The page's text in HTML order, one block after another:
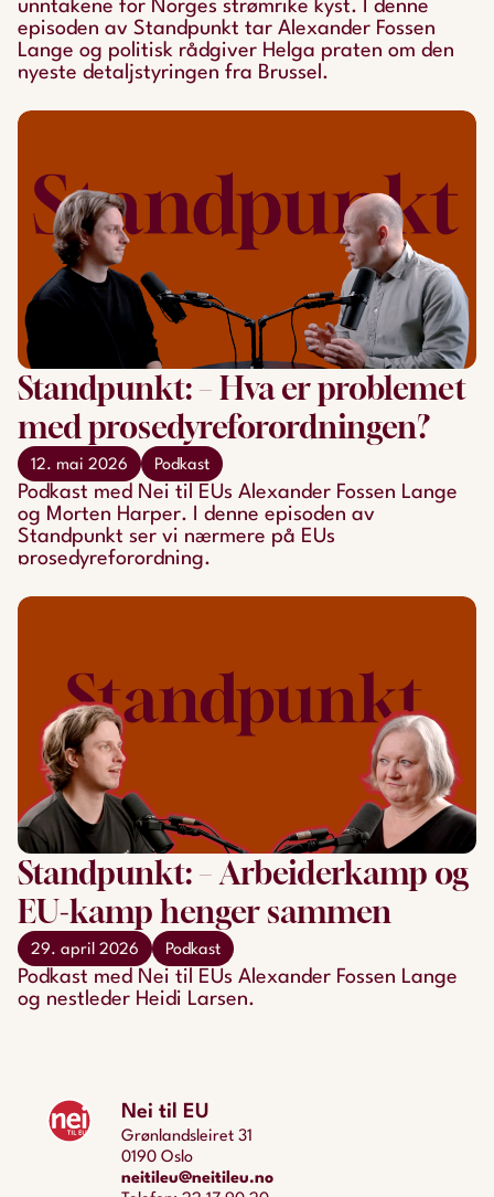
unntakene for Norges strømrike kyst. I denne
episoden av Standpunkt tar Alexander Fossen
Lange og politisk rådgiver Helga praten om den
nyeste detaljstyringen fra Brussel.
Standpunkt: – Hva er problemet
med prosedyreforordningen?
12. mai 2026 Podkast
Podkast med Nei til EUs Alexander Fossen Lange
og Morten Harper. I denne episoden av
Standpunkt ser vi nærmere på EUs
prosedyreforordning.
Standpunkt: – Arbeiderkamp og
EU-kamp henger sammen
29. april 2026 Podkast
Podkast med Nei til EUs Alexander Fossen Lange
og nestleder Heidi Larsen.
Nei til EU
Grønlandsleiret 31
0190 Oslo
neitileu@neitileu.no